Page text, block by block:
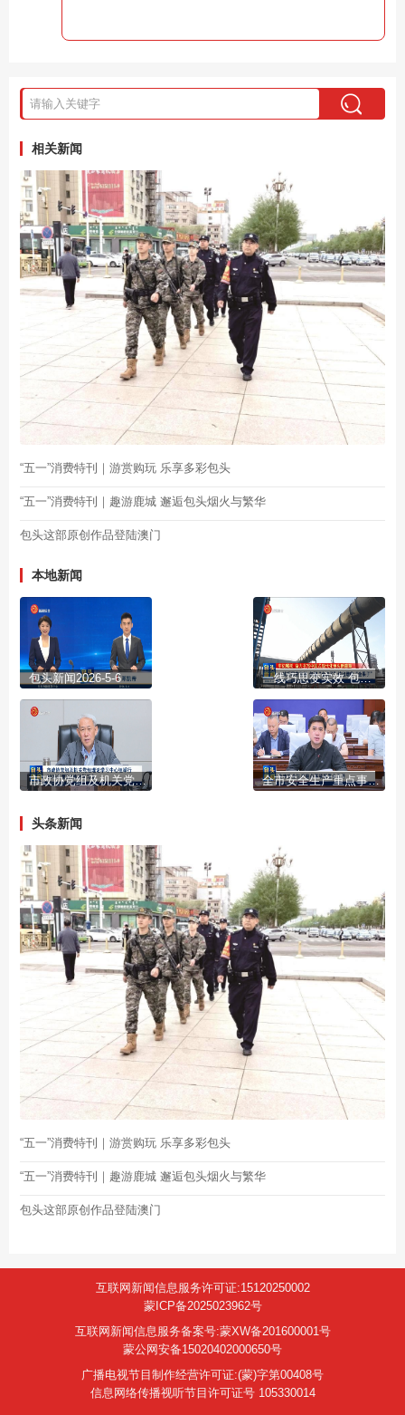
相关新闻
“五一”消费特刊｜游赏购玩 乐享多彩包头
“五一”消费特刊｜趣游鹿城 邂逅包头烟火与繁华
包头这部原创作品登陆澳门
本地新闻
包头新闻2026-5-6 一线巧思变实效 包钢“金点子”结出增收“金果子”
市政协党组及机关党组理论学习中心组举行2026年第3次集体学习会 全市安全生产重点事项部署会召开
头条新闻
“五一”消费特刊｜游赏购玩 乐享多彩包头
“五一”消费特刊｜趣游鹿城 邂逅包头烟火与繁华
包头这部原创作品登陆澳门
互联网新闻信息服务许可证:15120250002
蒙ICP备2025023962号
互联网新闻信息服务备案号:蒙XW备201600001号
蒙公网安备15020402000650号
广播电视节目制作经营许可证:(蒙)字第00408号
信息网络传播视听节目许可证号 105330014